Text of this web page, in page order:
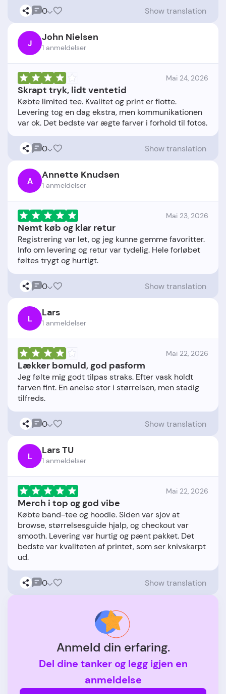
0 Show translation
J John Nielsen
1 anmeldelser
Mai 24, 2026
Skrapt tryk, lidt ventetid
Købte limited tee. Kvalitet og print er flotte.
Levering tog en dag ekstra, men kommunikationen
0 Show translation
A Annette Knudsen
1 anmeldelser
Mai 23, 2026
Nemt køb og klar retur
Registrering var let, og jeg kunne gemme favoritter.
Info om levering og retur var tydelig. Hele forløbet
0 Show translation
L Lars
1 anmeldelser
Mai 22, 2026
Lækker bomuld, god pasform
Jeg følte mig godt tilpas straks. Efter vask holdt
farven fint. En anelse stor i størrelsen, men stadig
0 Show translation
L Lars TU
1 anmeldelser
Mai 22, 2026
Merch i top og god vibe
Købte band-tee og hoodie. Siden var sjov at
browse, størrelsesguide hjalp, og checkout var
smooth. Levering var hurtig og pænt pakket. Det
bedste var kvaliteten af printet, som ser knivskarpt
0 Show translation
Anmeld din erfaring.
Del dine tanker og legg igjen en
anmeldelse